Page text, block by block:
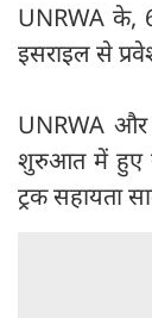
UNRWA के,
इसराइल से
UNRWA और
शुरुआत में हुए
ट्रक सहायता